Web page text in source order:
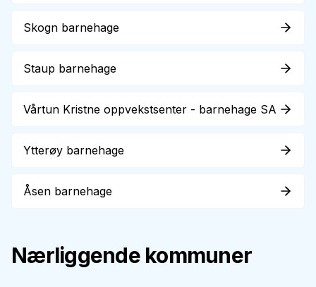
Skogn barnehage
Staup barnehage
Vårtun Kristne oppvekstsenter - barnehage SA
Ytterøy barnehage
Åsen barnehage
Nærliggende kommuner